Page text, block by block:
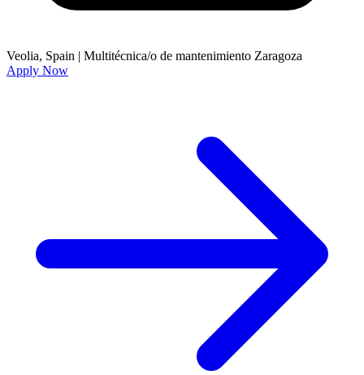
Veolia, Spain | Multitécnica/o de mantenimiento Zaragoza
Apply Now